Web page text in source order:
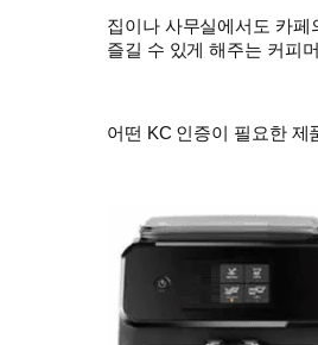
집이나 사무실에서도 카페
즐길 수 있게 해주는 커피
어떤 KC 인증이 필요한 제